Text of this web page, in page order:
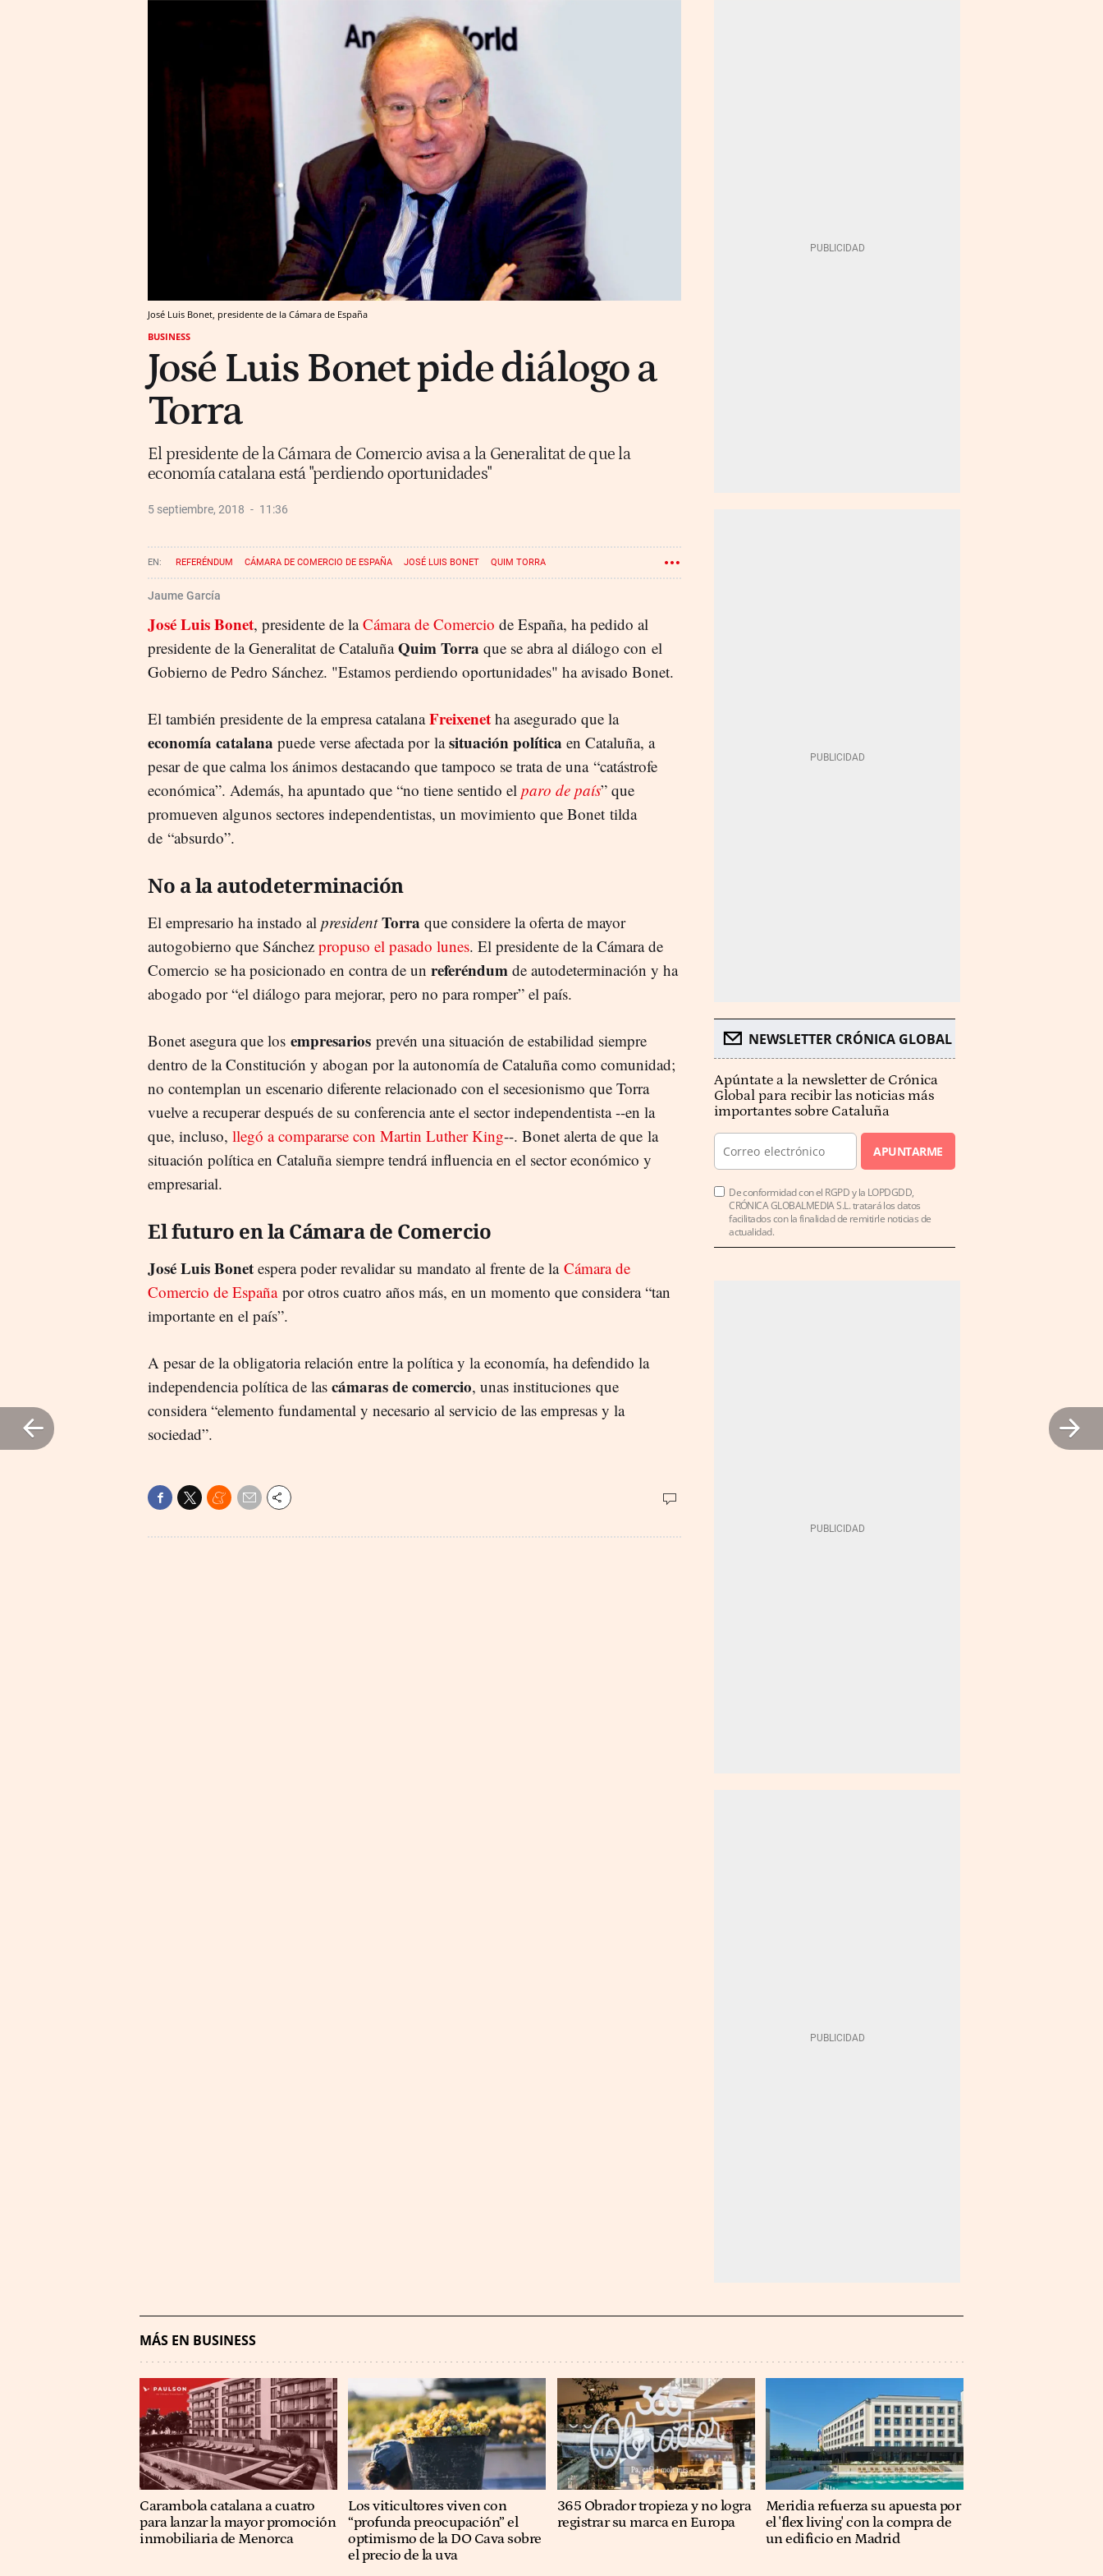
José Luis Bonet, presidente de la Cámara de España
BUSINESS
José Luis Bonet pide diálogo a
Torra
El presidente de la Cámara de Comercio avisa a la Generalitat de que la
economía catalana está "perdiendo oportunidades"
5 septiembre, 2018 11:36
REFERÉNDUM CÁMARA DE COMERCIO DE ESPAÑA JOSÉ LUIS BONET QUIM TORRA
Jaume García
José Luis Bonet, presidente de laCámara de Comercio de España, ha pedido al
presidente de la Generalitat de CataluñaQuim Torra que se abra al diálogo con el
Gobierno de Pedro Sánchez. "Estamos perdiendo oportunidades" ha avisado Bonet.
El también presidente de la empresa catalanaFreixenet ha asegurado que la
economía catalana puede verse afectada por lasituación política en Cataluña, a
pesar de que calma los ánimos destacando que tampoco se trata de una “catástrofe
económica”. Además, ha apuntado que “no tiene sentido el paro de país” que
promueven algunos sectores independentistas, un movimiento que Bonet tilda
de “absurdo”.
No a la autodeterminación
El empresario ha instado al president Torra que considere la oferta de mayor
autogobierno que Sánchez propuso el pasado lunes. El presidente de la Cámara de
Comercio se ha posicionado en contra de un referéndum de autodeterminación y ha
abogado por “el diálogo para mejorar, pero no para romper” el país.
Bonet asegura que los empresarios prevén una situación de estabilidad siempre
dentro de la Constitución y abogan por la autonomía de Cataluña como comunidad;
no contemplan un escenario diferente relacionado con el secesionismo que Torra
vuelve a recuperar después de su conferencia ante el sector independentista --en la
que, incluso, llegó a compararse con Martin Luther King--. Bonet alerta de que la
situación política en Cataluña siempre tendrá influencia en el sector económico y
empresarial.
El futuro en la Cámara de Comercio
José Luis Bonet espera poder revalidar su mandato al frente de la Cámara de
Comercio de Españapor otros cuatro años más, en un momento que considera “tan
importante en el país”.
A pesar de la obligatoria relación entre la política y la economía, ha defendido la
independencia política de las cámaras de comercio, unas instituciones que
considera “elemento fundamental y necesario al servicio de las empresas y la
sociedad”.
NEWSLETTER CRÓNICA GLOBAL
Apúntate a la newsletter de Crónica
Global para recibir las noticias más
importantes sobre Cataluña
APUNTARME
De conformidad con el RGPD y la LOPDGDD,
CRÓNICA GLOBALMEDIA S.L. tratará los datos
facilitados con la finalidad de remitirle noticias de
actualidad.
MÁS EN BUSINESS
Carambola catalana a cuatro
para lanzar la mayor promoción
inmobiliaria de Menorca
Los viticultores viven con
“profunda preocupación” el
optimismo de la DO Cava sobre
el precio de la uva
365 Obrador tropieza y no logra
registrar su marca en Europa
Meridia refuerza su apuesta por
el 'flex living' con la compra de
un edificio en Madrid